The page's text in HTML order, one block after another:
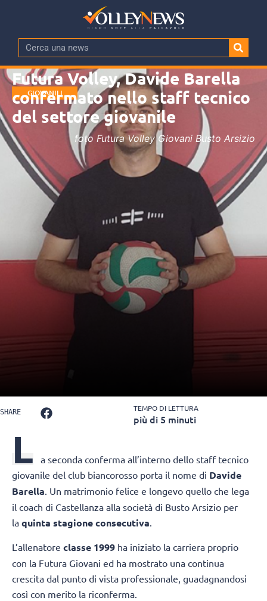
GIOVANILI
Futura Volley, Davide Barella
confermato nello staff tecnico
del settore giovanile
foto Futura Volley Giovani Busto Arsizio
SHARE TEMPO DI LETTURA
più di 5 minuti
L
a seconda conferma all’interno dello staff tecnico
giovanile del club biancorosso porta il nome di Davide
Barella. Un matrimonio felice e longevo quello che lega
il coach di Castellanza alla società di Busto Arsizio per
la quinta stagione consecutiva.
L’allenatore classe 1999 ha iniziato la carriera proprio
con la Futura Giovani ed ha mostrato una continua
crescita dal punto di vista professionale, guadagnandosi
così con merito la riconferma.